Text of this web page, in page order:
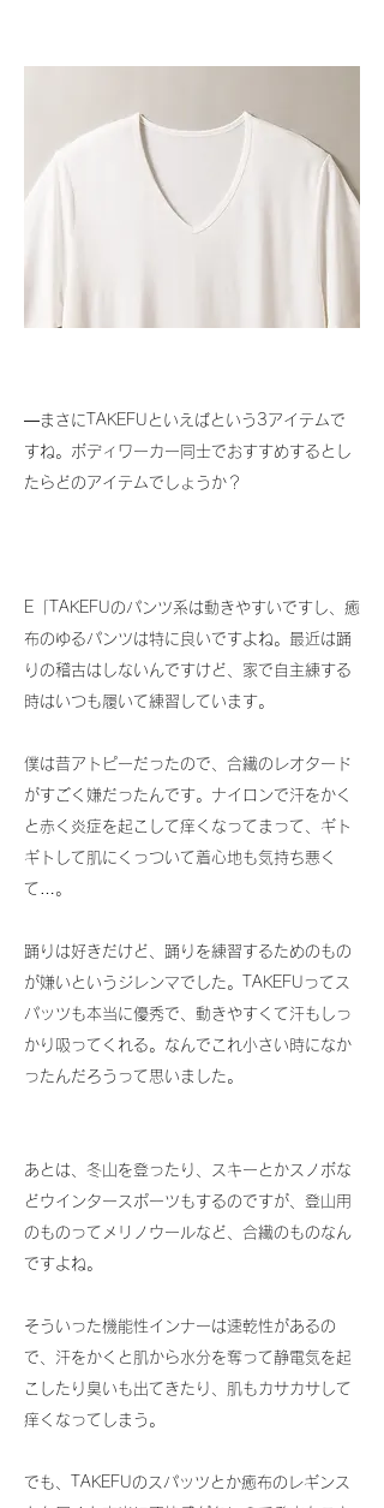
―まさにTAKEFUといえばという3アイテムで
すね。ボディワーカー同士でおすすめするとし
たらどのアイテムでしょうか？
E「TAKEFUのパンツ系は動きやすいですし、癒
布のゆるパンツは特に良いですよね。最近は踊
りの稽古はしないんですけど、家で自主練する
時はいつも履いて練習しています。
僕は昔アトピーだったので、合繊のレオタード
がすごく嫌だったんです。ナイロンで汗をかく
と赤く炎症を起こして痒くなってまって、ギト
ギトして肌にくっついて着心地も気持ち悪く
て…。
踊りは好きだけど、踊りを練習するためのもの
が嫌いというジレンマでした。TAKEFUってス
パッツも本当に優秀で、動きやすくて汗もしっ
かり吸ってくれる。なんでこれ小さい時になか
ったんだろうって思いました。
あとは、冬山を登ったり、スキーとかスノボな
どウインタースポーツもするのですが、登山用
のものってメリノウールなど、合繊のものなん
ですよね。
そういった機能性インナーは速乾性があるの
で、汗をかくと肌から水分を奪って静電気を起
こしたり臭いも出てきたり、肌もカサカサして
痒くなってしまう。
でも、TAKEFUのスパッツとか癒布のレギンス